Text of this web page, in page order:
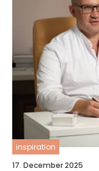
inspiration
17. December 2025